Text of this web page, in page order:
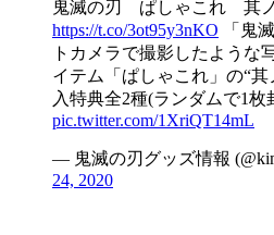
鬼滅の刃 ぱしゃこれ 其
https://t.co/3ot95y3nKO 「鬼
トカメラで撮影したような
イテム「ぱしゃこれ」の“
入特典全2種(ランダムで1枚
pic.twitter.com/1XriQT14mL
— 鬼滅の刃グッズ情報
24, 2020